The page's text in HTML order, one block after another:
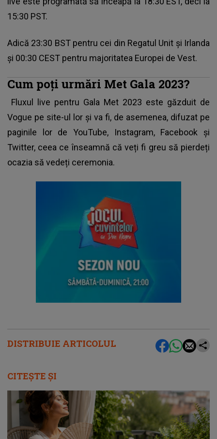
DISTRIBUIE ARTICOLUL
15:30 PST.
Adică 23:30 BST pentru cei din Regatul Unit și Irlanda
și 00:30 CEST pentru majoritatea Europei de Vest.
Cum poți urmări Met Gala 2023?
Fluxul live pentru Gala Met 2023 este găzduit de
Vogue pe site-ul lor și va fi, de asemenea, difuzat pe
paginile lor de YouTube, Instagram, Facebook și
Twitter, ceea ce înseamnă că veți fi greu să pierdeți
ocazia să vedeți ceremonia.
CITEȘTE ȘI